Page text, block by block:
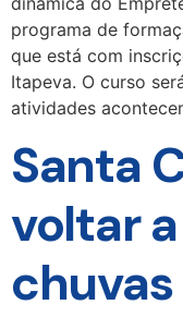
programa de
que está com
Itapeva. O curso
atividades
Santa
voltar